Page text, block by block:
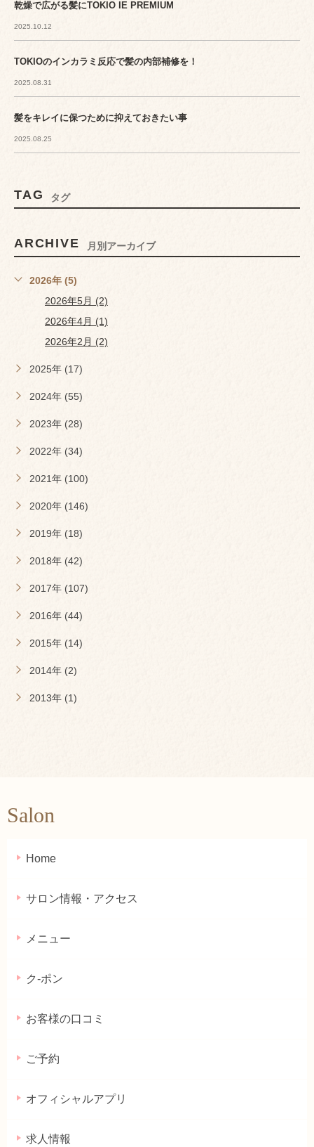
乾燥で広がる髪にTOKIO IE PREMIUM
2025.10.12
TOKIOのインカラミ反応で髪の内部補修を！
2025.08.31
髪をキレイに保つために抑えておきたい事
2025.08.25
TAG タグ
ARCHIVE 月別アーカイブ
2026年 (5)
2026年5月 (2)
2026年4月 (1)
2026年2月 (2)
2025年 (17)
2024年 (55)
2023年 (28)
2022年 (34)
2021年 (100)
2020年 (146)
2019年 (18)
2018年 (42)
2017年 (107)
2016年 (44)
2015年 (14)
2014年 (2)
2013年 (1)
Salon
Home
サロン情報・アクセス
メニュー
ク-ポン
お客様の口コミ
ご予約
オフィシャルアプリ
求人情報